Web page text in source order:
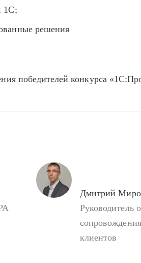
1С;
решения
победителей конкурса
Дмитрий
Руководитель
клиентов